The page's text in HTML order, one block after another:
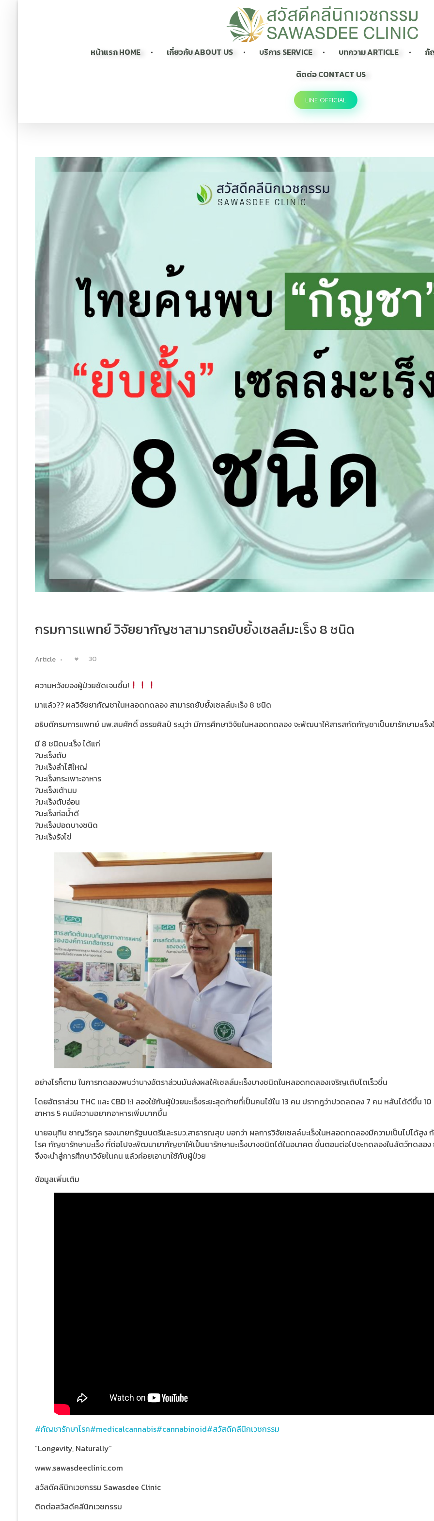
หน้าแรก HOME เกี่ยวกับ ABOUT US บริการ SERVICE บทความ ARTICLE
กั
ติดต่อ CONTACT US
LINE OFFICIAL
กรมการแพทย์ วิจัยยากัญชาสามารถยับยั้งเซลล์มะเร็ง 8 ชนิด
Article 30
ความหวังของผู้ป่วยชัดเจนขึ้น!
มาแล้ว?? ผลวิจัยยากัญชาในหลอดทดลอง สามารถยับยั้งเซลล์มะเร็ง 8 ชนิด
อธิบดีกรมการแพทย์ นพ.สมศักดิ์ อรรฆศิลป์ ระบุว่า มีการศึกษาวิจัยในหลอดทดลอง จะพัฒนาให้สารสกัดกัญชาเป็นยารักษามะเร็ง
มี 8 ชนิดมะเร็ง ได้แก่
?มะเร็งตับ
?มะเร็งลำไส้ใหญ่
?มะเร็งกระเพาะอาหาร
?มะเร็งเต้านม
?มะเร็งตับอ่อน
?มะเร็งท่อน้ำดี
?มะเร็งปอดบางชนิด
?มะเร็งรังไข่
อย่างไรก็ตาม ในการทดลองพบว่าบางอัตราส่วนมันส่งผลให้เซลล์มะเร็งบางชนิดในหลอดทดลองเจริญเติบโตเร็วขึ้น
โดยอัตราส่วน THC และ CBD 1:1 ลองใช้กับผู้ป่วยมะเร็งระยะสุดท้ายที่เป็นคนไข้ใน 13 คน ปรากฎว่าปวดลดลง 7 คน หลับได้ดีขึ้น
อาหาร 5 คนมีความอยากอาหารเพิ่มมากขึ้น
นายอนุทิน ชาญวีรกูล รองนายกรัฐมนตรีและรมว.สาธารณสุข บอกว่า ผลการวิจัยเซลล์มะเร็งในหลอดทดลองมีความเป็นไปได้สูง
โรค กัญชารักษามะเร็ง ที่ต่อไปจะพัฒนายากัญชาให้เป็นยารักษามะเร็งบางชนิดได้ในอนาคต ขั้นตอนต่อไปจะทดลองในสัตว์ทดลอ
จึงจะนำสู่การศึกษาวิจัยในคน แล้วค่อยเอามาใช้กับผู้ป่วย
ข้อมูลเพิ่มเติม
#กัญชารักษาโรค#medicalcannabis#cannabinoid#สวัสดีคลีนิกเวชกรรม
“Longevity, Naturally”
www.sawasdeeclinic.com
สวัสดีคลีนิกเวชกรรม Sawasdee Clinic
ติดต่อสวัสดีคลีนิกเวชกรรม